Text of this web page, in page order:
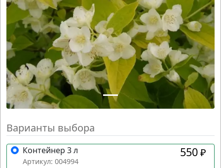
Варианты выбора
Контейнер 3 л
Артикул: 004994
550₽